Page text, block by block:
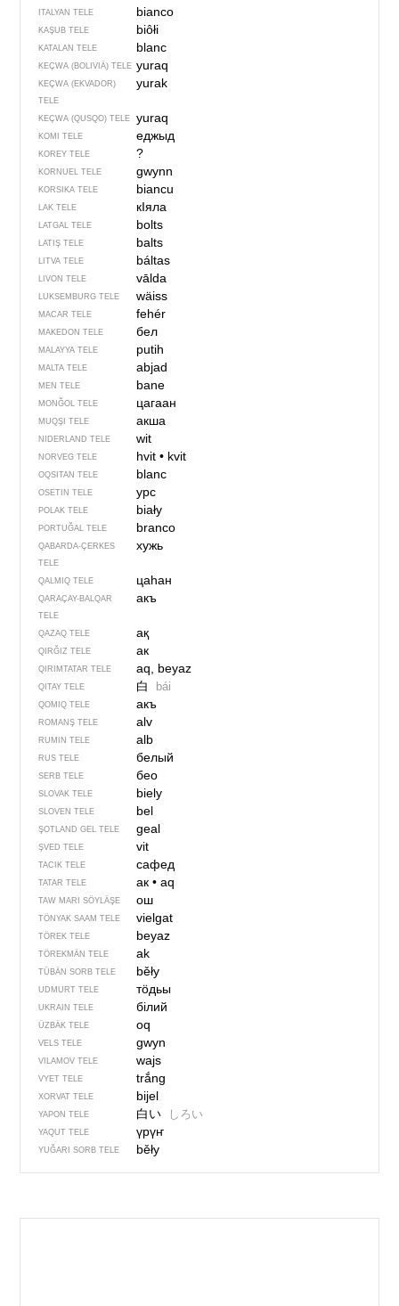
ITALYAN TELE bianco
KAŞUB TELE biôłi
KATALAN TELE blanc
KEÇWA (BOLIVIÄ) TELE yuraq
KEÇWA (EKVADOR)
TELE
yurak
KEÇWA (QUSQO) TELE yuraq
KOMI TELE еджыд
KOREY TELE ?
KORNUEL TELE gwynn
KORSIKA TELE biancu
LAK TELE кIяла
LATGAL TELE bolts
LATIŞ TELE balts
LITVA TELE báltas
LIVON TELE vālda
LUKSEMBURG TELE wäiss
MACAR TELE fehér
MAKEDON TELE бел
MALAYYA TELE putih
MALTA TELE abjad
MEN TELE bane
MONĞOL TELE цагаан
MUQŞI TELE акша
NIDERLAND TELE wit
NORVEG TELE hvit• kvit
OQSITAN TELE blanc
OSETIN TELE урс
POLAK TELE biały
PORTUĞAL TELE branco
QABARDA-ÇERKES
TELE
хужь
QALMIQ TELE цаһан
QARAÇAY-BALQAR
TELE
акъ
QAZAQ TELE ақ
QIRĞIZ TELE ак
QIRIMTATAR TELE aq, beyaz
QITAY TELE 白 bái
QOMIQ TELE акъ
ROMANŞ TELE alv
RUMIN TELE alb
RUS TELE белый
SERB TELE бео
SLOVAK TELE biely
SLOVEN TELE bel
ŞOTLAND GEL TELE geal
ŞVED TELE vit
TACIK TELE сафед
TATAR TELE ак• aq
TAW MARI SÖYLÄŞE ош
TÖNYAK SAAM TELE vielgat
TÖREK TELE beyaz
TÖREKMÄN TELE ak
TÜBÄN SORB TELE běły
UDMURT TELE тӧдьы
UKRAIN TELE білий
ÜZBÄK TELE oq
VELS TELE gwyn
VILAMOV TELE wajs
VYET TELE trắng
XORVAT TELE bijel
YAPON TELE 白い しろい
YAQUT TELE үрүҥ
YUĞARI SORB TELE běły